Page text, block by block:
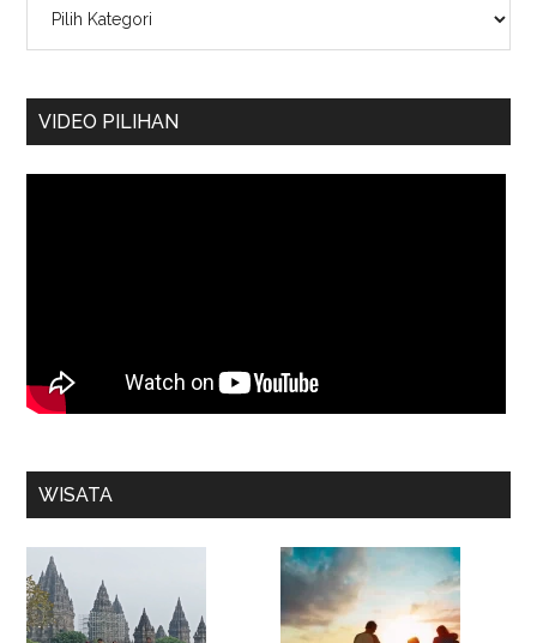
VIDEO PILIHAN
WISATA